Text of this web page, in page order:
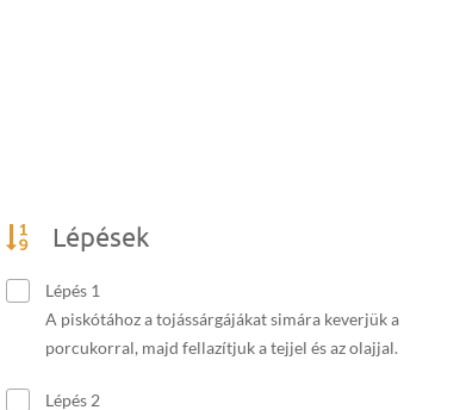
Lépések
Lépés 1
A piskótához a tojássárgájákat simára keverjük a
porcukorral, majd fellazítjuk a tejjel és az olajjal.
Lépés 2